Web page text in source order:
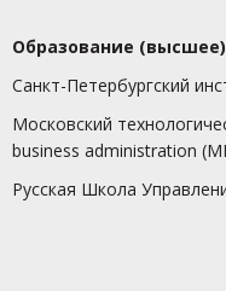
Образование
Санкт-Петербургский
Московский
business administration
Русская Школа